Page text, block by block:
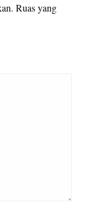
Ruas yang